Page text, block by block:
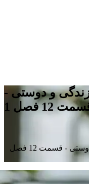
و دوستی -
12 فصل 1
سریال سی و نه: داستان زندگی و دوستی - قسمت 12 فصل